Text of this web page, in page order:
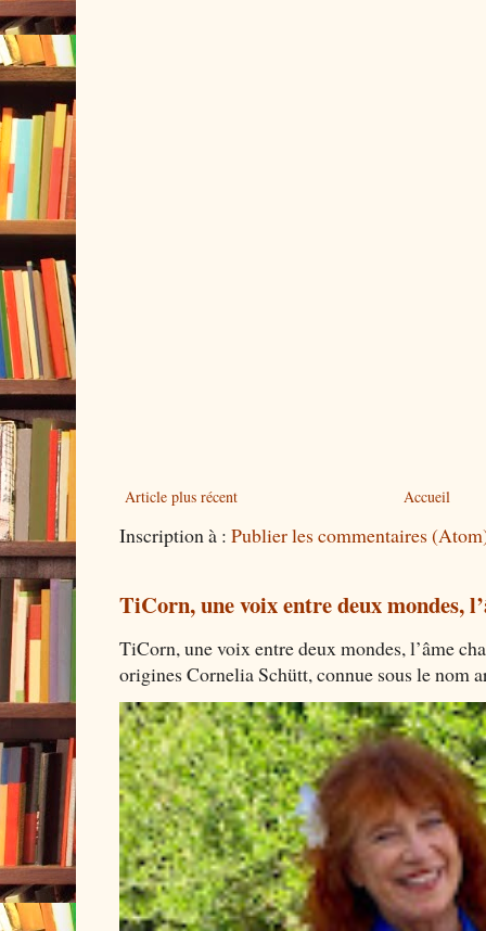
Article plus récent Accueil
Inscription à : Publier les commentaires
TiCorn, une voix entre deux mondes,
TiCorn, une voix entre deux mondes, l’âme
origines Cornelia Schütt, connue sous le nom